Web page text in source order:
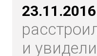
23.11.2016
и